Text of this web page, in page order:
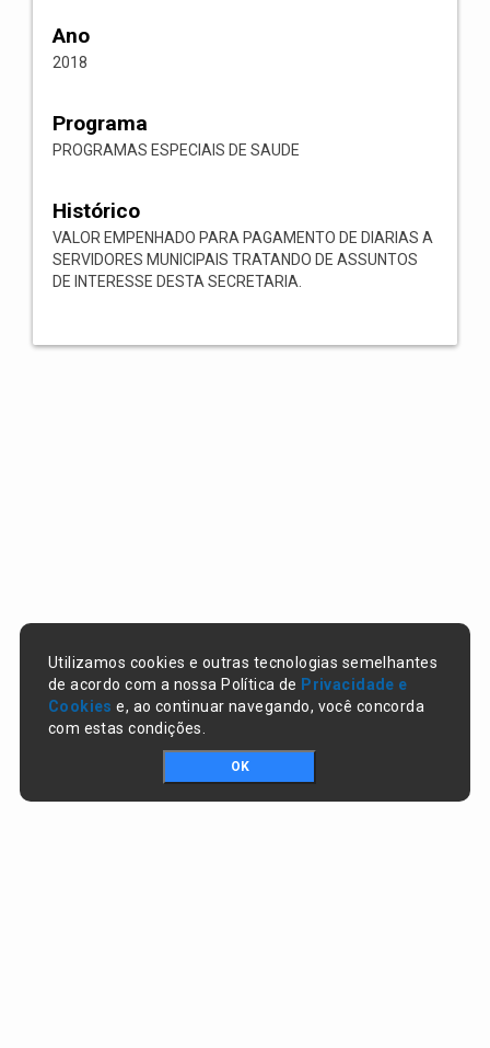
Ano
2018
Programa
PROGRAMAS ESPECIAIS DE SAUDE
Histórico
VALOR EMPENHADO PARA PAGAMENTO DE DIARIAS A
SERVIDORES MUNICIPAIS TRATANDO DE ASSUNTOS
DE INTERESSE DESTA SECRETARIA.
Utilizamos cookies e outras tecnologias semelhantes
de acordo com a nossa Política de Privacidade e
Cookies e, ao continuar navegando, você concorda
com estas condições.
OK